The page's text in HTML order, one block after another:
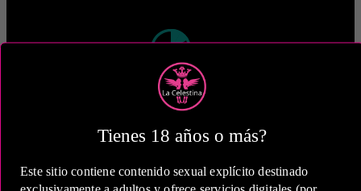
Tienes 18 años o más?
Este sitio contiene contenido sexual explícito destinado
exclusivamente a adultos y ofrece servicios digitales (por
2 Horas
COP 360,000.00